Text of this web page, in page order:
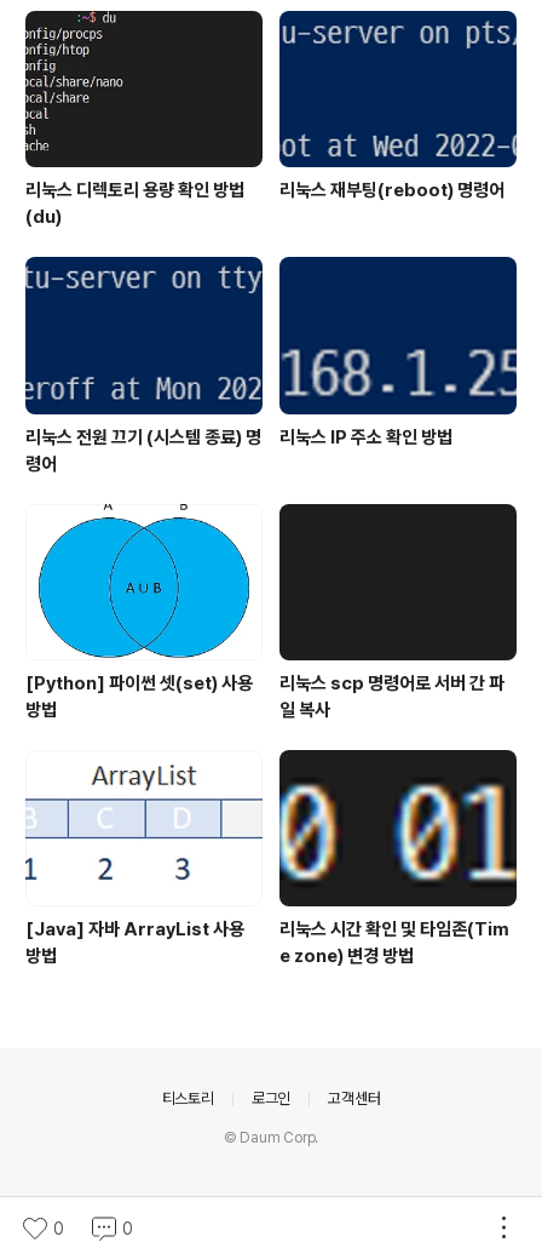
위와 아래에는 밀봉 스티커가 부착되어 있습니다. ▼ 박스
개봉박스를 개봉하면 간단한 매뉴얼과 함께 게이밍 마우스
를 확인할 수 있습니다.▼ 매뉴얼매뉴얼은 간략한 내용으
로 마우스를 대략적으로 설명하고..
리눅스 디렉토리 용량 확인 방법
(du)
리눅스 재부팅(reboot) 명령어
리눅스 전원 끄기 (시스템 종료) 명
령어
리눅스 IP 주소 확인 방법
[Python] 파이썬 셋(set) 사용
방법
리눅스 scp 명령어로 서버 간 파
일 복사
[Java] 자바 ArrayList 사용
방법
리눅스 시간 확인 및 타임존(Tim
e zone) 변경 방법
0 0
티스토리 로그인 고객센터
© Daum Corp.